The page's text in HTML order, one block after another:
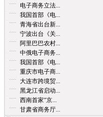
电子商务立法...
我国首部《电...
青海省出台新...
宁波出台《关...
阿里巴巴农村...
中俄电子商务...
我国首部《电...
重庆市电子商...
大连市跨境贸...
黑龙江省启动...
西南首家“京...
甘肃省商务厅...